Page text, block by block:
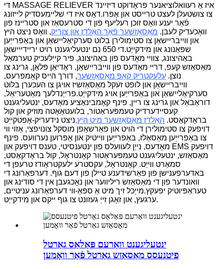
די MASSAGE RELIEVER איז אַ רעוואלוציאנער פּראָדוקט דיזיינד
צו צושטעלן לעצט טרייסט און אָפּרו.דאָס איז די שליימעסדיק לייזונג
פֿאַר יענע וואָס זוכן רעליעף פון די סטרעסאַז און סטריינז פון
וואָכעדיק לעבן. מאַסאַזשער פֿאַר האַלדז און צוריק, וואָס ניצט היץ
און ווייבריישאַן צו סטימולירן בלוט סערקיאַליישאַן און באַפרייַען
שפּאַנונג און מידקייַט.די 650 נם ינטעליגענט רויט יריידייישאַן
באַהיצונג, צוויי מאָדעס פון באַהיצונג, פיר קייַלעכיק טערמאַל
מאַסאַזש קעפ, דריי מאָדעס פון ווייבריישאַן, ראַדיאַן פּלאַן, גרינג צו
נוצן. עלעקטריק קאָפּ מאַסאַזשער, דורך הייס קאָמפּרעס,
ווייבריישאַן און לופט זעקל מאַסאַזשיז אויגן צו העכערן בלוט
סערקיאַליישאַן און באַפרייַען אויג מידקייַט.פרייַנדלעך מאַטעריאַל,
דוראַבאַל און גרינג צו ריין, פינף קאָמבינאַציע מאָדעס, ינטעליגענט
קעסיידערדיק טעמפּעראַטור, בלועטאָאָטה מוזיק און קול
בראָדקאַסט. האַלדז מאַסאַזשער מיט היץ,ניצט נידעריק-אָפטקייַט
דויפעק צו סטימולירן די הויט און פאַרשאַפן מוסקל צונויפצי, אַזוי ווי
צו באַפרייַען מאַסאַלז, באַפרייַען ווייטיק און אָפּרוען נערוועס. פינף
מאָדעס, נייַן לעוועלס פון ינטענסיטי, טענס דויפעק און EMS דויפעק
מאַסאַזש, ינטעליגענט טעמפּעראַטור קאָנטראָל, קול בראָדקאַסט,
סמאַרט ווייַט. קאָנטראָל, עקסטרע ילעקטראָודז טרעפן די
באדערפענישן פון פאַרשידענע טיילן פון דעם גוף. דערפאַרונג די
וואונדער פון די מאַסאַזש ריליווער און נאָכגעבן אין די סודינג און
טעראַפּיוטיק יפעקץ.מייַכל זיך מיט אַ ספּאַ-ווי דערפאַרונג עניטיים,
ערגעץ, און זאָגן זייַ געזונט צו גוף ייקס און מידקייַט.
ינטעליגענט וואַרעם פּאַלאַס גאַרטל
פיטנעסס מאַסאַזש גאַרטל פֿאַר וואָמען